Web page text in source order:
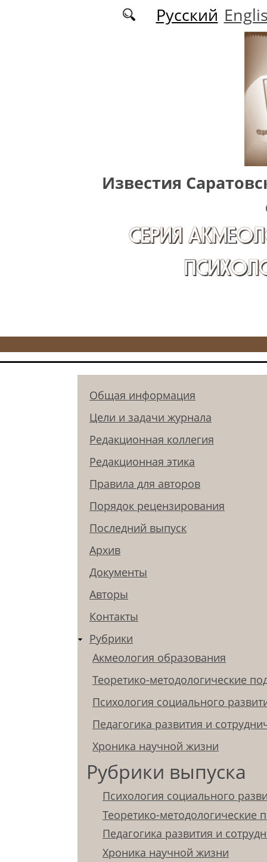
Перейти к основному содержаниюРусский
Известия
СЕРИЯ
Общая информация
Цели и задачи журнала
Редакционная коллегия
Редакционная этика
Правила для авторов
Порядок рецензирования
Последний выпуск
Архив
Документы
Авторы
Контакты
Рубрики
Акмеология образования
Теоретико-методологические
Психология социального
Педагогика развития и
Хроника научной жизни
Рубрики выпуска
Психология социального
Теоретико-методологические
Педагогика развития и
Хроника научной жизни